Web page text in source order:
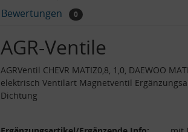
Bewertungen
0
AGR-Ventile
AGRVentil CHEVR MATIZ0,8, 1,0, DAEWOO
elektrisch Ventilart Magnetventil
Dichtung